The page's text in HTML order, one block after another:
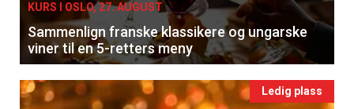
KURS I OSLO, 27. AUGUST
Sammenlign franske klassikere og ungarske
viner til en 5-retters meny
Ledig plass